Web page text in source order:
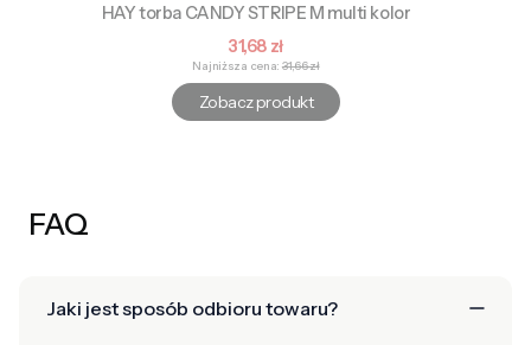
HAY torba CANDY STRIPE M multi kolor
Cena promocyjna
31,68 zł
Najniższa cena: 31,66 zł
Zobacz produkt
FAQ
Jaki jest sposób odbioru towaru?